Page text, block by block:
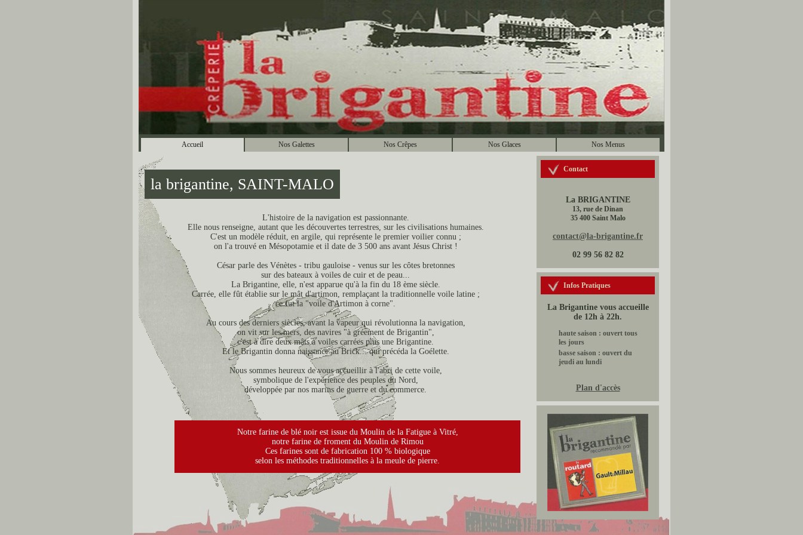
Accueil Nos Galettes Nos Crêpes Nos Glaces Nos Menus
la brigantine, SAINT-MALO
L'histoire de la navigation est passionnante.
Elle nous renseigne, autant que les découvertes terrestres, sur les civilisations humaines.
C'est un modèle réduit, en argile, qui représente le premier voilier connu ;
on l'a trouvé en Mésopotamie et il date de 3 500 ans avant Jésus Christ !
César parle des Vénètes - tribu gauloise - venus sur les côtes bretonnes
sur des bateaux à voiles de cuir et de peau...
La Brigantine, elle, n'est apparue qu'à la fin du 18 ème siècle.
Carrée, elle fût établie sur le mât d'artimon, remplaçant la traditionnelle voile latine ;
ce fut la "voile d'Artimon à corne".
Au cours des derniers siècles, avant la vapeur qui révolutionna la navigation,
on vit sur les mers, des navires "à gréement de Brigantin",
c'est à dire deux mâts à voiles carrées plus une Brigantine.
Et le Brigantin donna naissance au Brick... qui précéda la Goélette.
Nous sommes heureux de vous accueillir à l'abri de cette voile,
symbolique de l'expérience des peuples du Nord,
développée par nos marins de guerre et du commerce.
Notre farine de blé noir est issue du Moulin de la Fatigue à Vitré,
notre farine de froment du Moulin de Rimou
Ces farines sont de fabrication 100 % biologique
selon les méthodes traditionnelles à la meule de pierre.
Contact
La BRIGANTINE
13, rue de Dinan
35 400 Saint Malo
contact@la-brigantine.fr
02 99 56 82 82
Infos Pratiques
La Brigantine vous accueille
de 12h à 22h.
haute saison : ouvert tous
les jours
basse saison : ouvert du
jeudi au lundi
Plan d'accès